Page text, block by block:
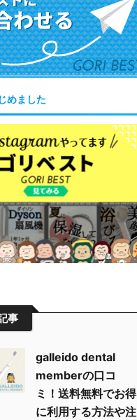
めました
事
galleido dental
memberの口コ
ミ！送料無料でお得
に利用する方法や注